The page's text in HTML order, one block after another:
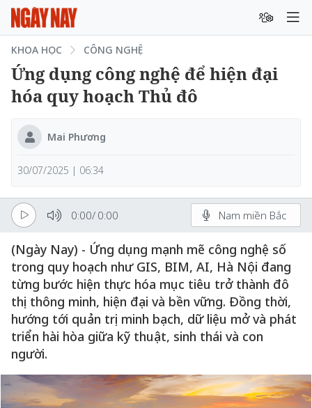
KHOA HỌC CÔNG NGHỆ
Ứng dụng công nghệ để hiện đại
hóa quy hoạch Thủ đô
Mai Phương
30/07/2025 | 06:34
0:00/ 0:00 Nam miền Bắc
(Ngày Nay) - Ứng dụng mạnh mẽ công nghệ số
trong quy hoạch như GIS, BIM, AI, Hà Nội đang
từng bước hiện thực hóa mục tiêu trở thành đô
thị thông minh, hiện đại và bền vững. Đồng thời,
hướng tới quản trị minh bạch, dữ liệu mở và phát
triển hài hòa giữa kỹ thuật, sinh thái và con
người.